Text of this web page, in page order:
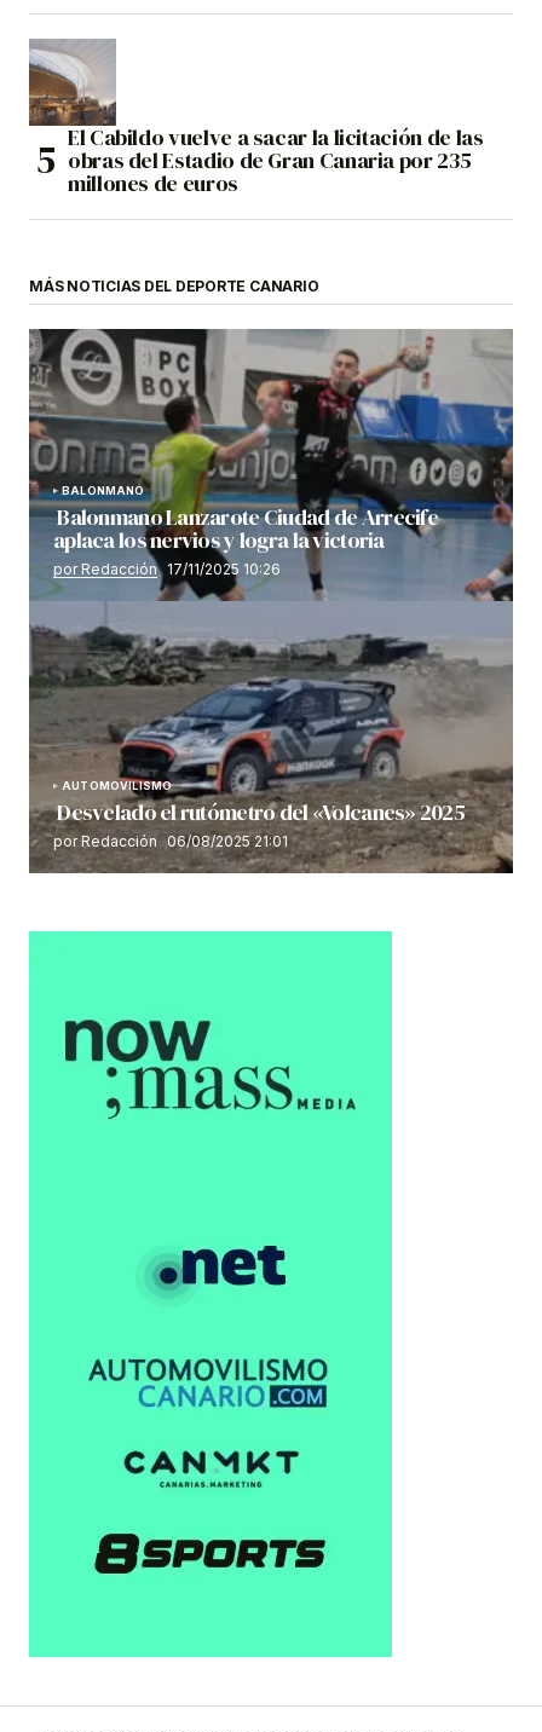
El Cabildo vuelve a sacar la licitación de las
obras del Estadio de Gran Canaria por 235
millones de euros
MÁS NOTICIAS DEL DEPORTE CANARIO
BALONMANO
Balonmano Lanzarote Ciudad de Arrecife
aplaca los nervios y logra la victoria
por Redacción 17/11/2025 10:26
AUTOMOVILISMO
Desvelado el rutómetro del «Volcanes» 2025
por Redacción 06/08/2025 21:01